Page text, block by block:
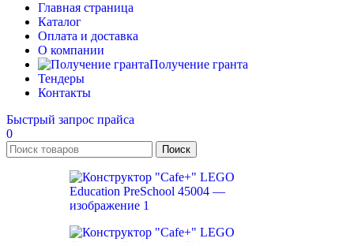
Главная страница
Каталог
Оплата и доставка
О компании
Получение гранта
Тендеры
Контакты
Быстрый запрос прайса
0
Поиск